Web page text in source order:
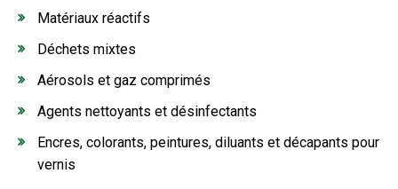
Matériaux réactifs
Déchets mixtes
Aérosols et gaz comprimés
Agents nettoyants et désinfectants
Encres, colorants, peintures, diluants et décapants pour
vernis